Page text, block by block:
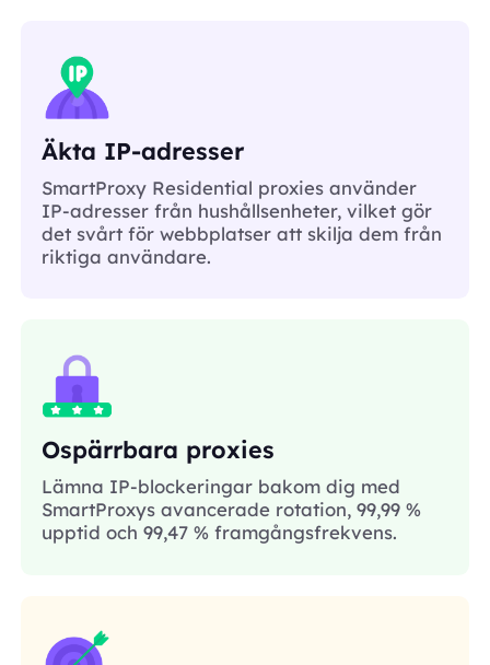
Äkta IP-adresser
SmartProxy Residential proxies använder
IP-adresser från hushållsenheter, vilket gör
det svårt för webbplatser att skilja dem från
riktiga användare.
Ospärrbara proxies
Lämna IP-blockeringar bakom dig med
SmartProxys avancerade rotation, 99,99 %
upptid och 99,47 % framgångsfrekvens.